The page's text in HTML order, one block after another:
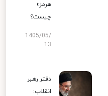
هرمز»
چیست؟
1405/05/
13
دفتر رهبر
انقلاب: